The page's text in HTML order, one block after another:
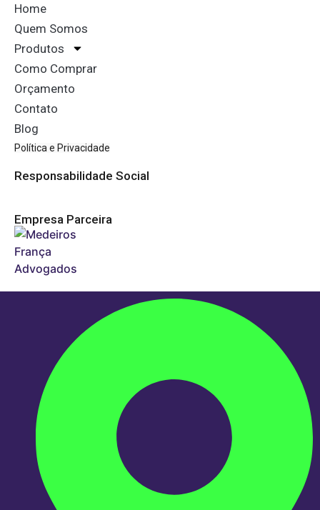
Home
Quem Somos
Produtos
Como Comprar
Orçamento
Contato
Blog
Política e Privacidade
Responsabilidade Social
Empresa Parceira